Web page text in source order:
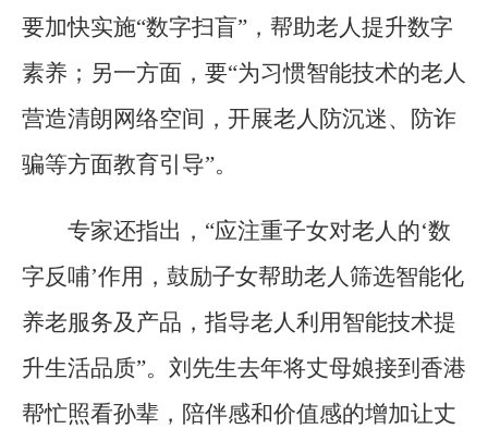
要加快实施“数字扫盲”，帮助老人提升数字
素养；另一方面，要“为习惯智能技术的老人
营造清朗网络空间，开展老人防沉迷、防诈
骗等方面教育引导”。
专家还指出，“应注重子女对老人的‘数
字反哺’作用，鼓励子女帮助老人筛选智能化
养老服务及产品，指导老人利用智能技术提
升生活品质”。刘先生去年将丈母娘接到香港
帮忙照看孙辈，陪伴感和价值感的增加让丈